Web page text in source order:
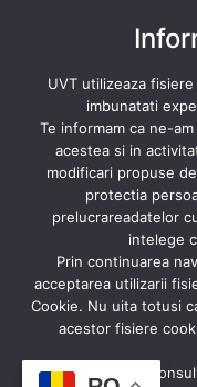
Fundația UVT
Revista presei
Abonează- te
UVT utilizeaza
imbunatati
Te informam ca ne-
acestea si in
modificari propuse
protectia
prelucrareadatelor
intelege
Prin continuarea
acceptarea utilizarii
Cookie. Nu uita totusi
acestor fisiere